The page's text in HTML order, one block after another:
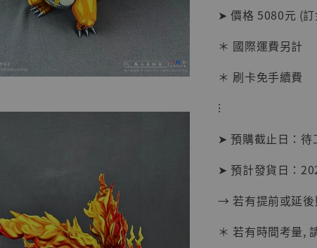
系列蒐藏
克達摩
Studio]
NT$ 1,870
➤ 價格 5080元 (
＊ 國際運費另計
＊ 刷卡免手續費
⁝
➤ 預購截止日：待
➤ 預計發貨日：
→ 若有提前或延後
＊ 若有時間考量,